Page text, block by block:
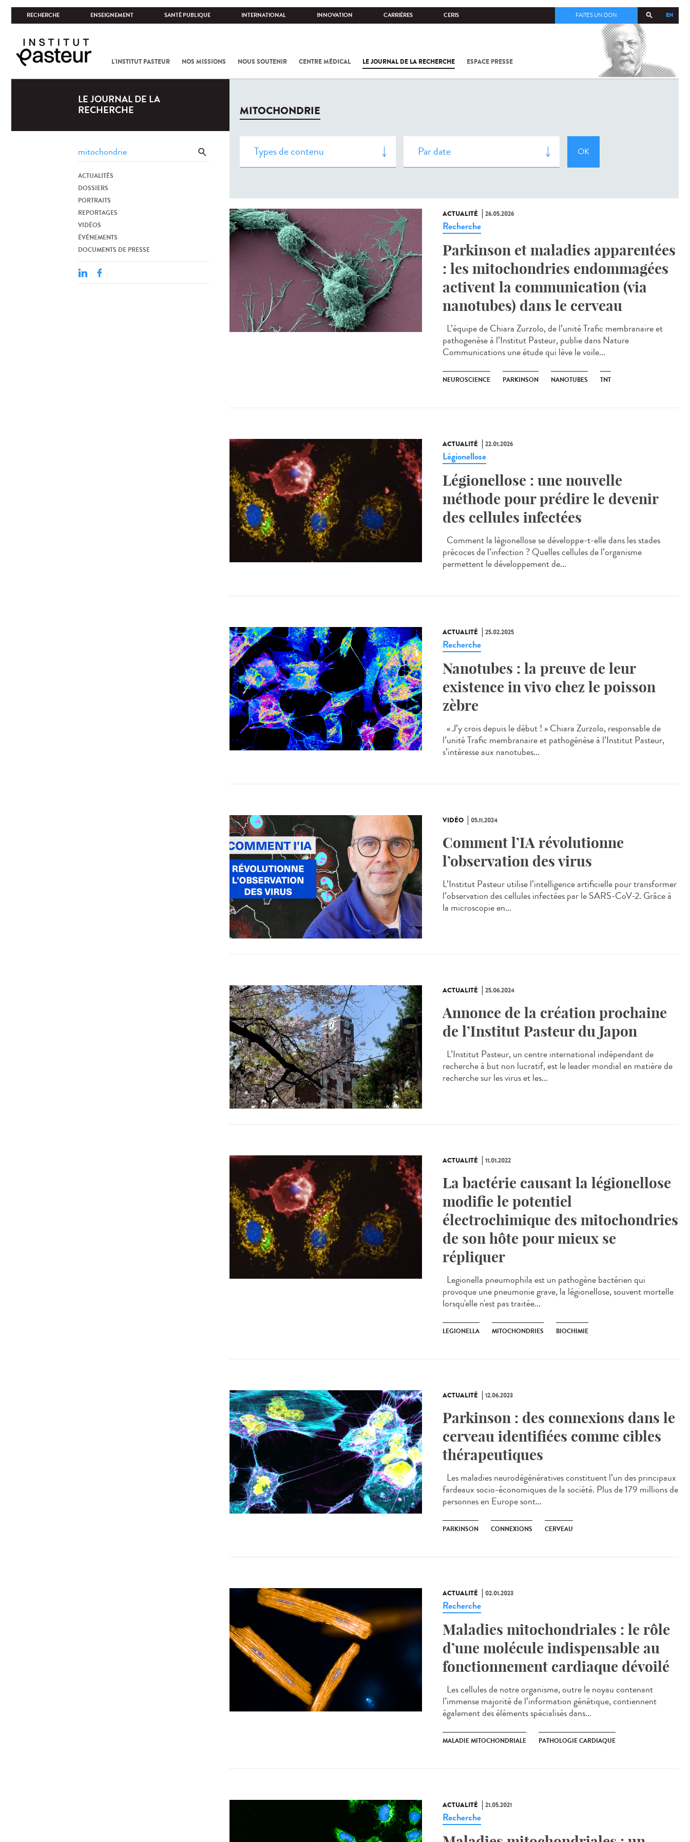
RECHERCHE ENSEIGNEMENT SANTÉ PUBLIQUE INTERNATIONAL INNOVATION CARRIÈRES CERIS EN
FAITES UN DON
L'INSTITUT PASTEUR NOS MISSIONS NOUS SOUTENIR CENTRE MÉDICAL LE JOURNAL DE LA RECHERCHE ESPACE PRESSE
COV-2 /
LE JOURNAL DE LA
RECHERCHE
ACTUALITÉS
DOSSIERS
PORTRAITS
REPORTAGES
VIDÉOS
ÉVÉNEMENTS
DOCUMENTS DE PRESSE
MITOCHONDRIE
ACTUALITÉ 26.05.2026
Recherche
Parkinson et maladies apparentées
: les mitochondries endommagées
activent la communication (via
nanotubes) dans le cerveau
L’équipe de Chiara Zurzolo, de l’unité Trafic membranaire et
pathogenèse à l’Institut Pasteur, publie dans Nature
Communications une étude qui lève le voile...
NEUROSCIENCE PARKINSON NANOTUBES TNT
ACTUALITÉ 22.01.2026
Légionellose
Légionellose : une nouvelle
méthode pour prédire le devenir
des cellules infectées
Comment la légionellose se développe-t-elle dans les stades
précoces de l’infection ? Quelles cellules de l’organisme
permettent le développement de...
ACTUALITÉ 25.02.2025
Recherche
Nanotubes : la preuve de leur
existence in vivo chez le poisson
zèbre
« J’y crois depuis le début ! » Chiara Zurzolo, responsable de
l’unité Trafic membranaire et pathogénèse à l’Institut Pasteur,
s’intéresse aux nanotubes...
VIDÉO 05.11.2024
Comment l’IA révolutionne
l’observation des virus
L’Institut Pasteur utilise l’intelligence artificielle pour transformer
l’observation des cellules infectées par le SARS-CoV-2. Grâce à
la microscopie en...
ACTUALITÉ 25.06.2024
Annonce de la création prochaine
de l’Institut Pasteur du Japon
L’Institut Pasteur, un centre international indépendant de
recherche à but non lucratif, est le leader mondial en matière de
recherche sur les virus et les...
ACTUALITÉ 11.01.2022
La bactérie causant la légionellose
modifie le potentiel
électrochimique des mitochondries
de son hôte pour mieux se
répliquer
Legionella pneumophila est un pathogène bactérien qui
provoque une pneumonie grave, la légionellose, souvent mortelle
lorsqu'elle n'est pas traitée...
LEGIONELLA MITOCHONDRIES BIOCHIMIE
ACTUALITÉ 12.06.2023
Parkinson : des connexions dans le
cerveau identifiées comme cibles
thérapeutiques
Les maladies neurodégénératives constituent l’un des principaux
fardeaux socio-économiques de la société. Plus de 179 millions de
personnes en Europe sont...
PARKINSON CONNEXIONS CERVEAU
ACTUALITÉ 02.01.2023
Recherche
Maladies mitochondriales : le rôle
d’une molécule indispensable au
fonctionnement cardiaque dévoilé
Les cellules de notre organisme, outre le noyau contenant
l’immense majorité de l’information génétique, contiennent
également des éléments spécialisés dans...
MALADIE MITOCHONDRIALE PATHOLOGIE CARDIAQUE
ACTUALITÉ 21.05.2021
Recherche